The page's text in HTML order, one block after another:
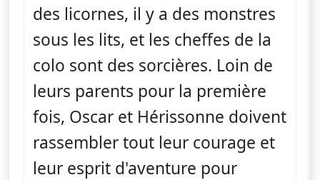
des licornes, il y a des monstres
sous les lits, et les cheffes de la
colo sont des sorcières. Loin de
leurs parents pour la première
fois, Oscar et Hérissonne doivent
rassembler tout leur courage et
leur esprit d'aventure pour